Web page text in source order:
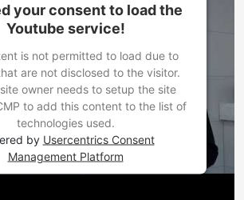
your consent to load the
Youtube service!
is not permitted to load due to
are not disclosed to the visitor.
owner needs to setup the site
to add this content to the list of
technologies used.
by Usercentrics Consent
Management Platform